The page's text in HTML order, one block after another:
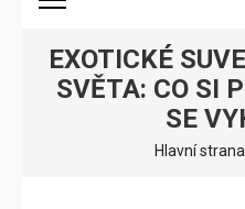
EXOTICKÉ
SVĚTA: CO SI
SE
Hlavní strana